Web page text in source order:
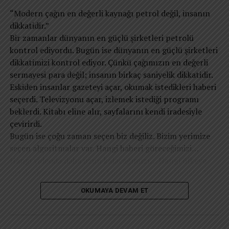
### Almanya’da Dünya Kadınlar Günü Kutlamaları
Almanya, Dünya Kadınlar Günü’nü resmi tatil olarak
kabul eden ülkelerden biri. 2019 yılından bu yana
Berlin’de 8 Mart resmi tatil ilan edildi ve bu karar, kadın
hakları konusundaki farkındalığı artırmak için önemli bir
adım oldu. Almanya’da Dünya Kadınlar Günü, çeşitli
etkinlikler, paneller, yürüyüşler ve kültürel faaliyetlerle
kutlanıyor. Kadınlar, eşitlik, özgürlük ve adalet
taleplerini bir kez daha dile getiriyor.
toplum kuruluşları tarafından düzenlenen etkinlikler,
kadınların seslerini duyurmalarına olanak tanıyor. Bu
“Modern çağın en değerli kaynağı petrol değil, insanın
dikkatidir.”
Bir zamanlar dünyanın en güçlü şirketleri petrolü
kontrol ediyordu. Bugün ise dünyanın en güçlü şirketleri
dikkatimizi kontrol ediyor. Çünkü çağımızın en değerli
sermayesi para değil; insanın birkaç saniyelik dikkatidir.
Eskiden insanlar gazeteyi açar, okumak istedikleri haberi
seçerdi. Televizyonu açar, izlemek istediği programı
beklerdi. Kitabı eline alır, sayfalarını kendi iradesiyle
çevirirdi.
Bugün ise çoğu zaman seçen biz değiliz. Bizim yerimize
seçen algoritmalar var. Hangi haberi göreceğimizi…
hatta hangi düşüncelerin zihnimize daha sık
uğrayacağını bile büyük ölçüde dijital sistemler belirliyor.
OKUMAYA DEVAM ET